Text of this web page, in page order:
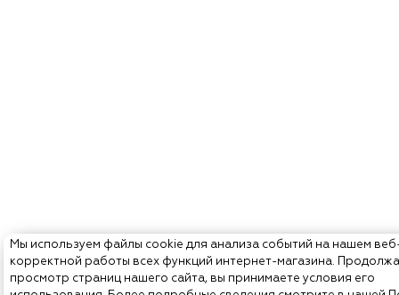
Мы используем файлы cookie для анализа событий на нашем
корректной работы всех функций интернет-магазина.
просмотр страниц нашего сайта, вы принимаете условия его